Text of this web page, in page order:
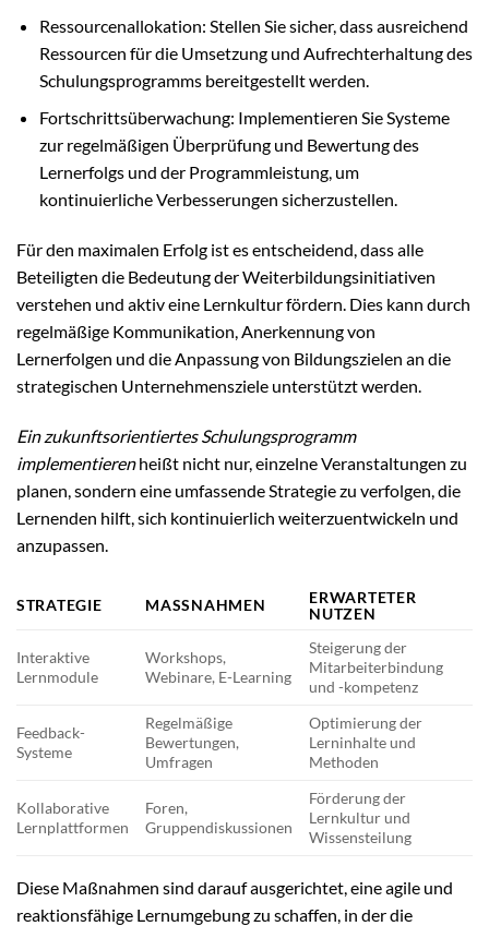
Ressourcenallokation: Stellen Sie sicher, dass ausreichend
Ressourcen für die Umsetzung und Aufrechterhaltung des
Schulungsprogramms bereitgestellt werden.
Fortschrittsüberwachung: Implementieren Sie Systeme
zur regelmäßigen Überprüfung und Bewertung des
Lernerfolgs und der Programmleistung, um
kontinuierliche Verbesserungen sicherzustellen.
Für den maximalen Erfolg ist es entscheidend, dass alle
Beteiligten die Bedeutung der Weiterbildungsinitiativen
verstehen und aktiv eine Lernkultur fördern. Dies kann durch
regelmäßige Kommunikation, Anerkennung von
Lernerfolgen und die Anpassung von Bildungszielen an die
strategischen Unternehmensziele unterstützt werden.
Ein zukunftsorientiertes Schulungsprogramm
implementierenheißt nicht nur, einzelne Veranstaltungen zu
planen, sondern eine umfassende Strategie zu verfolgen, die
Lernenden hilft, sich kontinuierlich weiterzuentwickeln und
anzupassen.
STRATEGIE MASSNAHMEN
ERWARTETER
NUTZEN
Interaktive
Lernmodule
Workshops,
Webinare, E-Learning
Steigerung der
Mitarbeiterbindung
und -kompetenz
Feedback-
Systeme
Regelmäßige
Bewertungen,
Umfragen
Optimierung der
Lerninhalte und
Methoden
Kollaborative
Lernplattformen
Foren,
Gruppendiskussionen
Förderung der
Lernkultur und
Wissensteilung
Diese Maßnahmen sind darauf ausgerichtet, eine agile und
reaktionsfähige Lernumgebung zu schaffen, in der die